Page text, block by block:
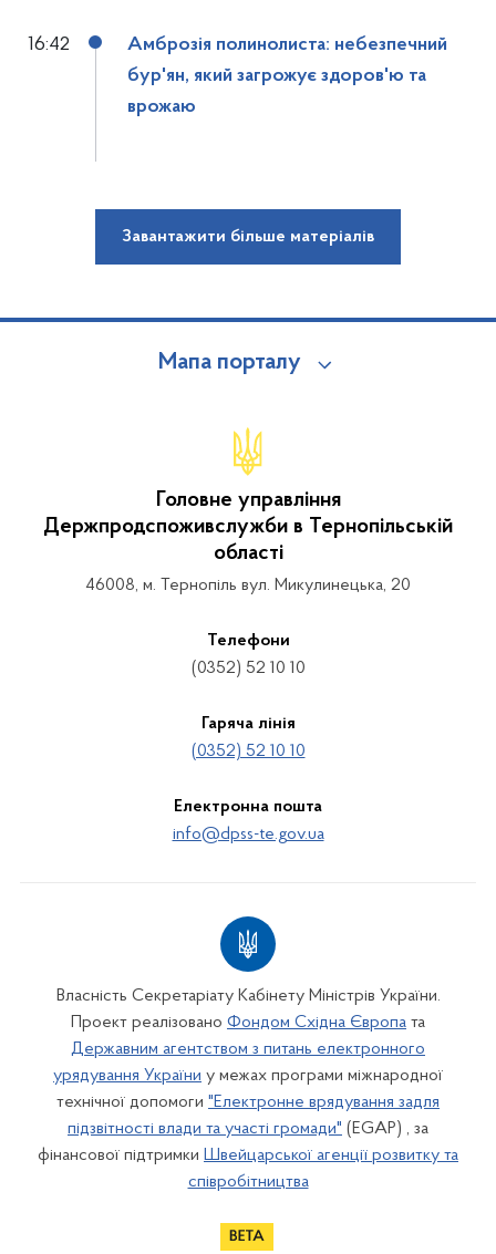
16:42
Амброзія полинолиста: небезпечний
бур'ян, який загрожує здоров'ю та
врожаю
Завантажити більше матеріалів
Мапа порталу
Головне управління
Держпродспоживслужби в Тернопільській
області
46008, м. Тернопіль вул. Микулинецька, 20
Телефони
(0352) 52 10 10
Гаряча лінія
(0352) 52 10 10
Електронна пошта
info@dpss-te.gov.ua
Власність Секретаріату Кабінету Міністрів України.
Проект реалізовано Фондом Східна Європа та
Державним агентством з питань електронного
урядування України у межах програми міжнародної
технічної допомоги "Електронне врядування задля
підзвітності влади та участі громади" (EGAP) , за
фінансової підтримки Швейцарської агенції розвитку та
співробітництва